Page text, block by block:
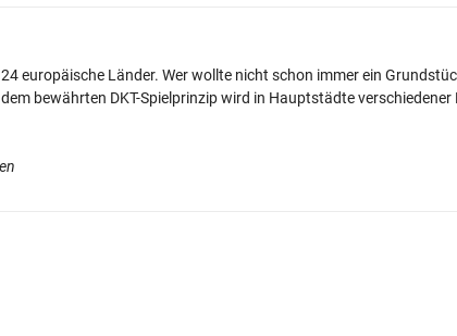
europäische Länder. Wer wollte nicht schon immer ein
bewährten DKT-Spielprinzip wird in Hauptstädte